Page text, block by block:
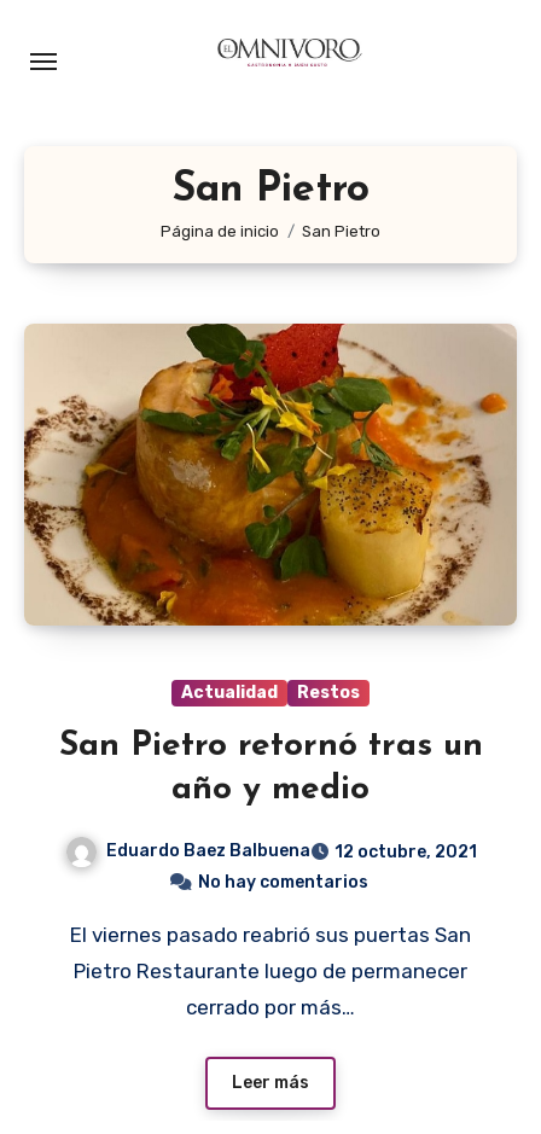
San Pietro
Página de inicio San Pietro
Actualidad Restos
San Pietro retornó tras un
año y medio
Eduardo Baez Balbuena
12 octubre, 2021
No hay comentarios
El viernes pasado reabrió sus puertas San
Pietro Restaurante luego de permanecer
cerrado por más…
Leer más